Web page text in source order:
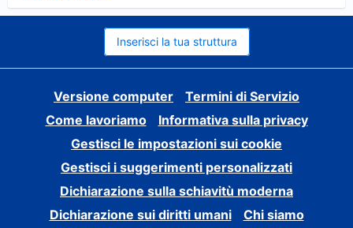
Inserisci la tua struttura
Versione computer
Termini di Servizio
Come lavoriamo
Informativa sulla privacy
Gestisci le impostazioni sui cookie
Gestisci i suggerimenti personalizzati
Dichiarazione sulla schiavitù moderna
Dichiarazione sui diritti umani
Chi siamo